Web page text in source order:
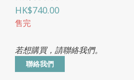
HK$740.00
售完
若想購買，請聯絡我們。
聯絡我們